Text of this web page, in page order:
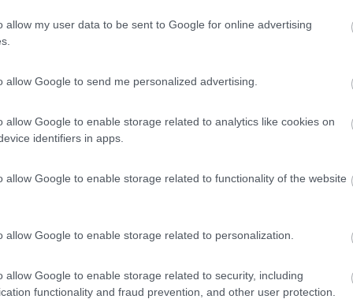
allow my user data to be sent to Google for online advertising
allow Google to send me personalized advertising.
allow Google to enable storage related to analytics like cookies on
identifiers in apps.
allow Google to enable storage related to functionality of the website
allow Google to enable storage related to personalization.
allow Google to enable storage related to security, including
functionality and fraud prevention, and other user protection.
Posizione
del Mugello e a 1,6 km dal centro, campeggio c...
(FI) - 17.6km
Poggio agli Uccellini, 1050
71